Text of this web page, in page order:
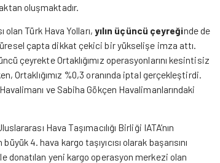
oluşmaktadır.
olan Türk Hava Yolları, yılın üçüncü çeyreğinde de
çapta dikkat çekici bir yükselişe imza attı.
çeyrekte Ortaklığımız operasyonlarını kesintisiz
Ortaklığımız %0,3 oranında iptal gerçekleştirdi.
ve Sabiha Gökçen Havalimanlarındaki
Hava Taşımacılığı Birliği IATA’nın
4. hava kargo taşıyıcısı olarak başarısını
donatılan yeni kargooperasyon merkezi olan